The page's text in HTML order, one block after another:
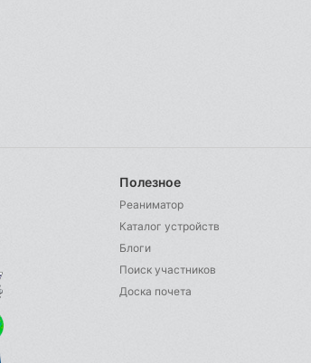
Полезное
Реаниматор
Каталог устройств
Блоги
Поиск участников
Доска почета